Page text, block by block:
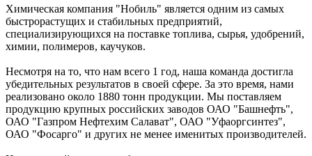
Химическая компания "Нобиль" является одним из самых
быстрорастущих и стабильных предприятий,
специализирующихся на поставке топлива, сырья, удобрений,
химии, полимеров, каучуков.
Несмотря на то, что нам всего 1 год, наша команда достигла
убедительных результатов в своей сфере. За это время, нами
реализовано около 1880 тонн продукции. Мы поставляем
продукцию крупных российских заводов ОАО "Башнефть",
ОАО "Газпром Нефтехим Салават", ОАО "Уфаоргсинтез",
ОАО "Фосарго" и других не менее именитых производителей.